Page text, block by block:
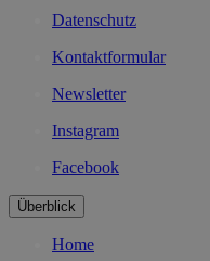
Datenschutz
Kontaktformular
Newsletter
Instagram
Facebook
Überblick
Home